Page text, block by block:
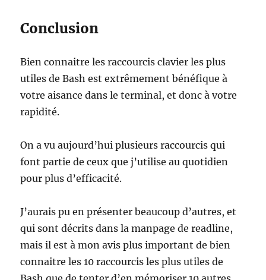
Conclusion
Bien connaitre les raccourcis clavier les plus
utiles de Bash est extrêmement bénéfique à
votre aisance dans le terminal, et donc à votre
rapidité.
On a vu aujourd’hui plusieurs raccourcis qui
font partie de ceux que j’utilise au quotidien
pour plus d’efficacité.
J’aurais pu en présenter beaucoup d’autres, et
qui sont décrits dans la manpage de readline,
mais il est à mon avis plus important de bien
connaitre les 10 raccourcis les plus utiles de